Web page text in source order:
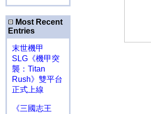
Most Recent
Entries
末世機甲
SLG《機甲突
襲：Titan
Rush》雙平台
正式上線
《三國志王